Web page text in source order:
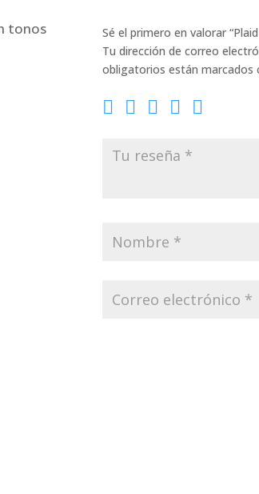
tonos
Sé el primero en valorar
Tu dirección de correo
obligatorios están marcados